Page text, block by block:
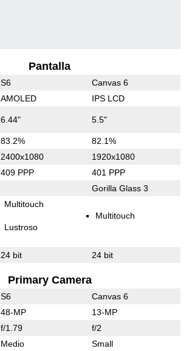
Pantalla
S6 Canvas 6
AMOLED IPS LCD
6.44" 5.5"
83.2% 82.1%
2400x1080 1920x1080
409 PPP 401 PPP
Gorilla Glass 3
Multitouch
Lustroso
Multitouch
24 bit 24 bit
Primary Camera
S6 Canvas 6
48-MP 13-MP
f/1.79 f/2
Medio Small